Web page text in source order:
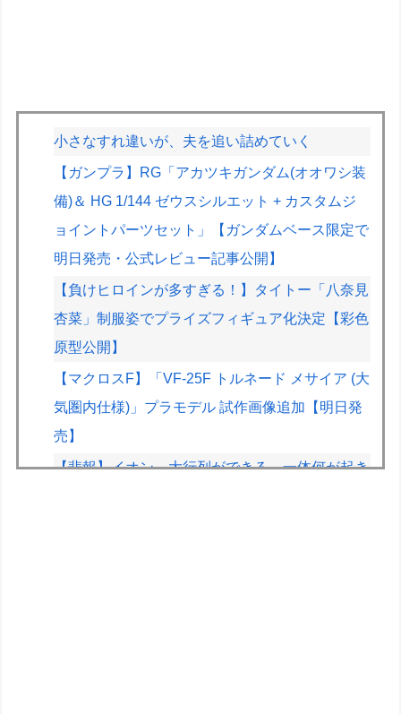
小さなすれ違いが、夫を追い詰めていく
【ガンプラ】RG「アカツキガンダム(オオワシ装
備)＆ HG 1/144 ゼウスシルエット + カスタムジ
ョイントパーツセット」【ガンダムベース限定で
明日発売・公式レビュー記事公開】
【負けヒロインが多すぎる！】タイトー「八奈見
杏菜」制服姿でプライズフィギュア化決定【彩色
原型公開】
【マクロスF】「VF-25F トルネード メサイア (大
気圏内仕様)」プラモデル 試作画像追加【明日発
売】
【悲報】イオン、大行列ができる…一体何が起き